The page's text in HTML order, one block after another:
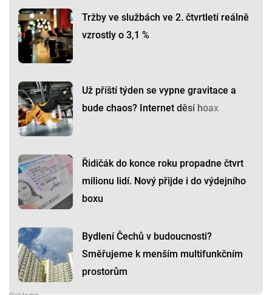
Tržby ve službách ve 2. čtvrtletí reálně
vzrostly o 3,1 %
Už příští týden se vypne gravitace a
bude chaos? Internet děsí hoax
Řidičák do konce roku propadne čtvrt
milionu lidí. Nový přijde i do výdejního
boxu
Bydlení Čechů v budoucnosti?
Směřujeme k menším multifunkčním
prostorům